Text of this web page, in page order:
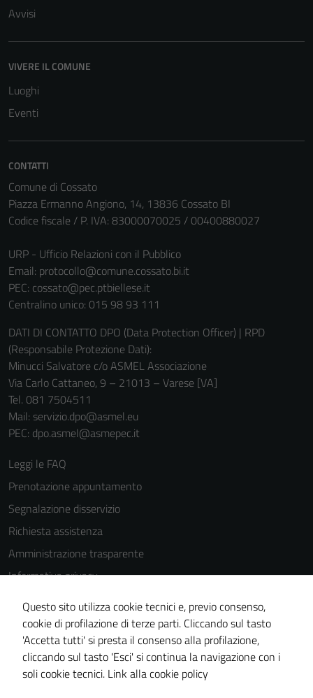
Avvisi
VIVERE IL COMUNE
Luoghi
Eventi
CONTATTI
Comune di Cossato
Piazza Ermanno Angiono, 14, 13836 Cossato BI
Codice fiscale / P. IVA: 83000070025 / 00400880027
URP - Ufficio Relazioni con il Pubblico
Email: protocollo@comune.cossato.bi.it
PEC: cossato@pec.ptbiellese.it
Centralino unico: 015 98 93 111
DATI DI CONTATTO DPO (Data Protection Officer) | RPD
(Responsabile Protezione Dati):
Minucci Salvatore c/o ASMEL Associazione
Via Carlo Cattaneo, 9 – 21013 – Varese [VA]
Tel. 081 7504511
Mail: servizio.dpo@asmel.eu
PEC: dpo.asmel@asmepec.it
Leggi le FAQ
Prenotazione appuntamento
Segnalazione disservizio
Richiesta assistenza
Amministrazione trasparente
Informativa privacy
Cookie Policy
Note legali
Dichiarazione di accessibilità
Piano di miglioramento del sito
Questo sito utilizza cookie tecnici e, previo consenso,
cookie di profilazione di terze parti. Cliccando sul tasto
'Accetta tutti' si presta il consenso alla profilazione,
cliccando sul tasto 'Esci' si continua la navigazione con i
soli cookie tecnici. Link alla cookie policy
personali.